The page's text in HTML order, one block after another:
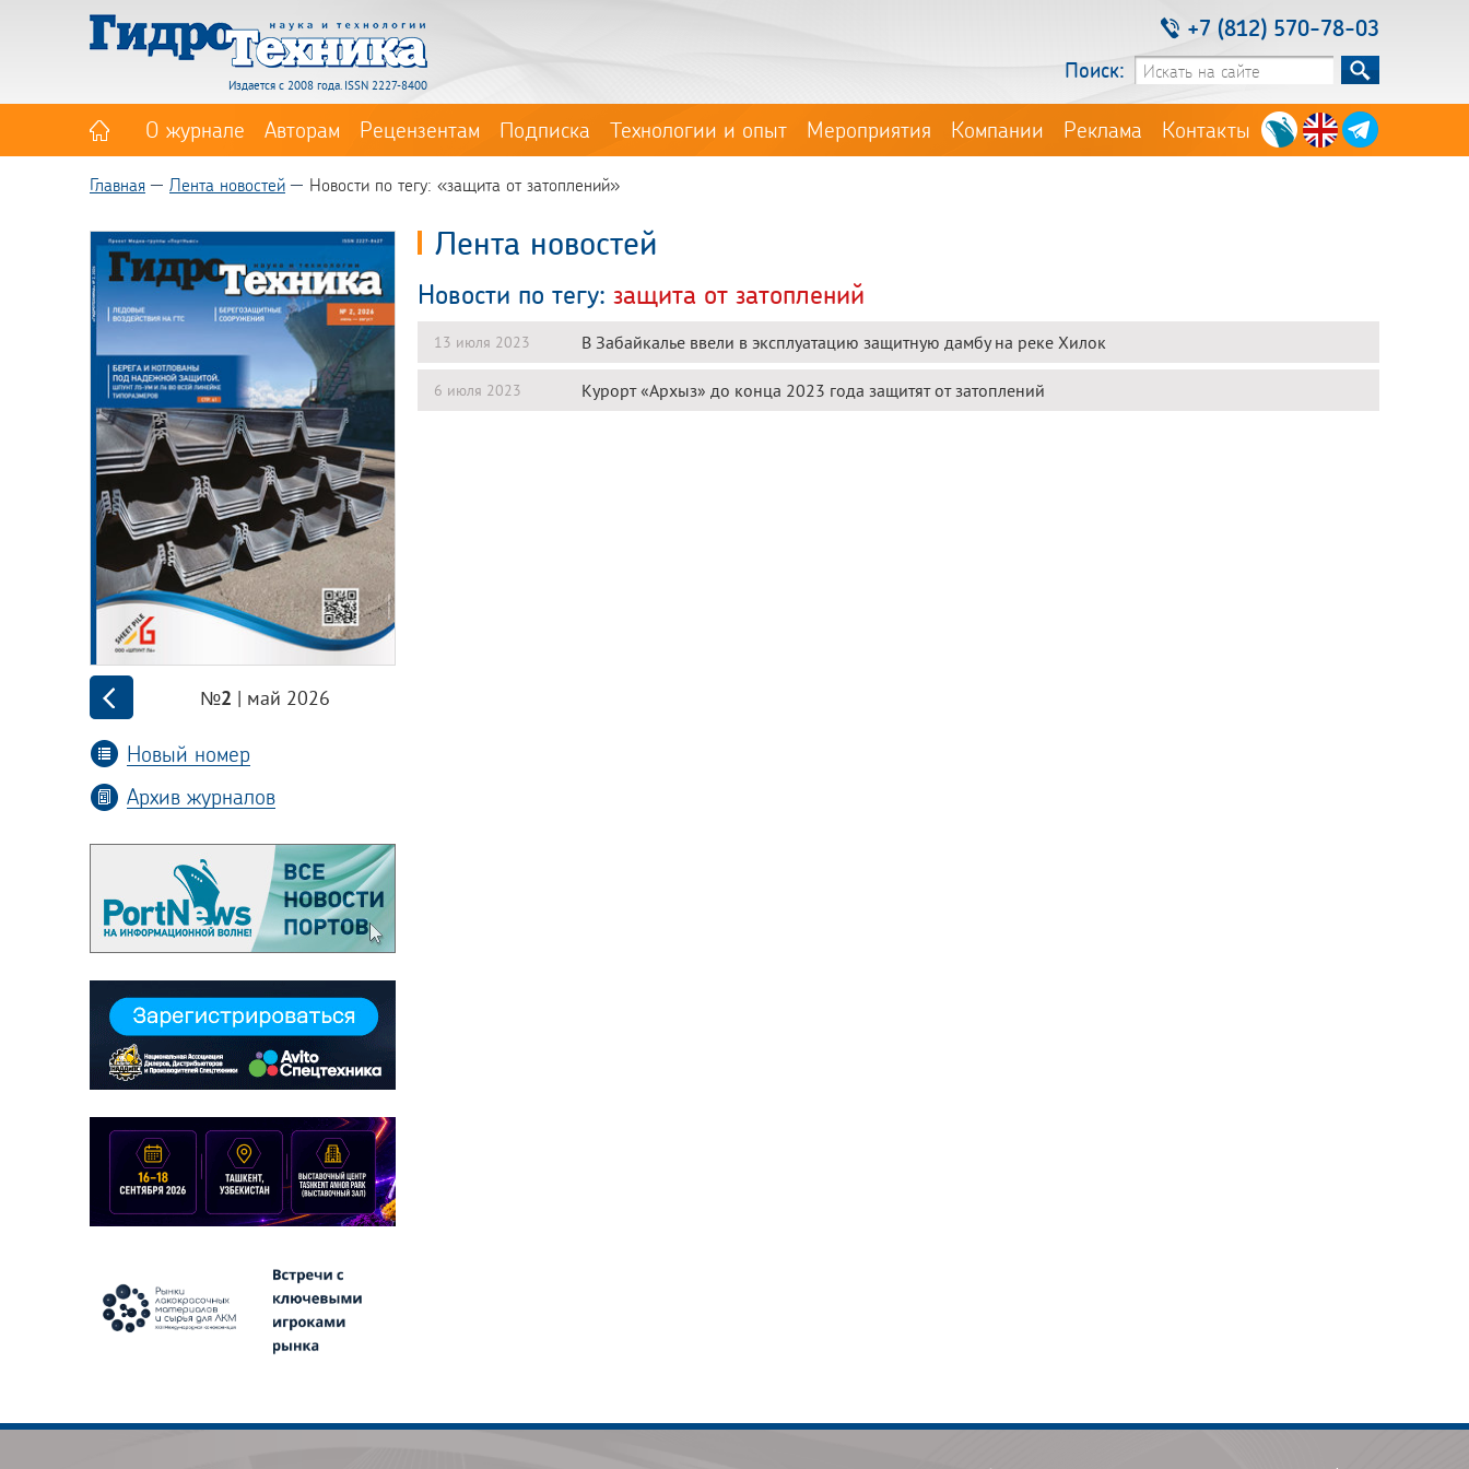
Издается с 2008 года. ISSN 2227-8400
+7 (812) 570-78-03
Поиск:
О журнале Авторам Рецензентам Подписка Технологии и опыт Мероприятия Компании Реклама Контакты
Главная Лента новостей Новости по тегу: «защита от затоплений»
№2 | май 2026
Новый номер
Архив журналов
Лента новостей
Новости по тегу: защита от затоплений
13 июля 2023 В Забайкалье ввели в эксплуатацию защитную дамбу на реке Хилок
6 июля 2023 Курорт «Архыз» до конца 2023 года защитят от затоплений